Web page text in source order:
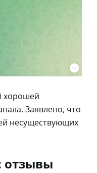
хорошей
Заявлено, что
несуществующих
отзывы